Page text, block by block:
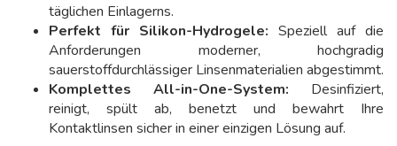
täglichen Einlagerns.
Perfekt für Silikon-Hydrogele: Speziell auf die
Anforderungen moderner, hochgradig
sauerstoffdurchlässiger Linsenmaterialien abgestimmt.
Komplettes All-in-One-System: Desinfiziert,
reinigt, spült ab, benetzt und bewahrt Ihre
Kontaktlinsen sicher in einer einzigen Lösung auf.